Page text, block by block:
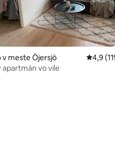
4,87 z 5, počet hodnotení:
v meste Öjersjö
4,9
apartmán vo vile